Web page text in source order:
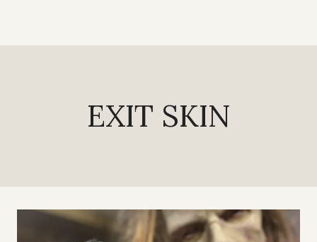
EXIT SKIN